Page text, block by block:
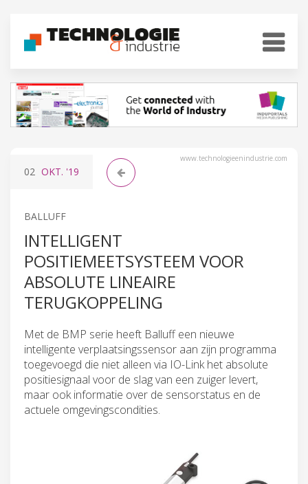
www.technologieenindustrie.com
02 OKT. '19
BALLUFF
INTELLIGENT
POSITIEMEETSYSTEEM VOOR
ABSOLUTE LINEAIRE
TERUGKOPPELING
Met de BMP serie heeft Balluff een nieuwe
intelligente verplaatsingssensor aan zijn programma
toegevoegd die niet alleen via IO-Link het absolute
positiesignaal voor de slag van een zuiger levert,
maar ook informatie over de sensorstatus en de
actuele omgevingscondities.